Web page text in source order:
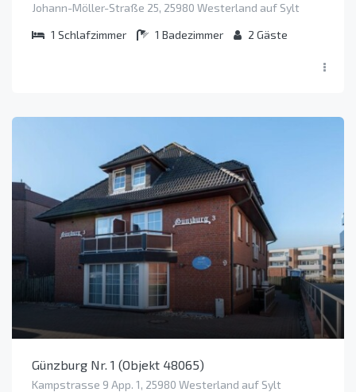
Johann-Möller-Straße 25, 25980 Westerland auf Sylt
1 Schlafzimmer 1 Badezimmer 2 Gäste
Günzburg Nr. 1 (Objekt 48065)
Kampstrasse 9 App. 1, 25980 Westerland auf Sylt